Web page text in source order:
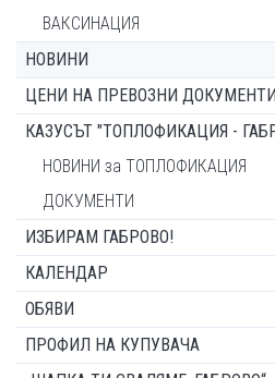
ВАКСИНАЦИЯ
НОВИНИ
ЦЕНИ НА ПРЕВОЗНИ
КАЗУСЪТ "ТОПЛОФИКАЦИЯ -
НОВИНИ за ТОПЛОФИКАЦИЯ
ДОКУМЕНТИ
ИЗБИРАМ ГАБРОВО!
КАЛЕНДАР
ОБЯВИ
ПРОФИЛ НА КУПУВАЧА